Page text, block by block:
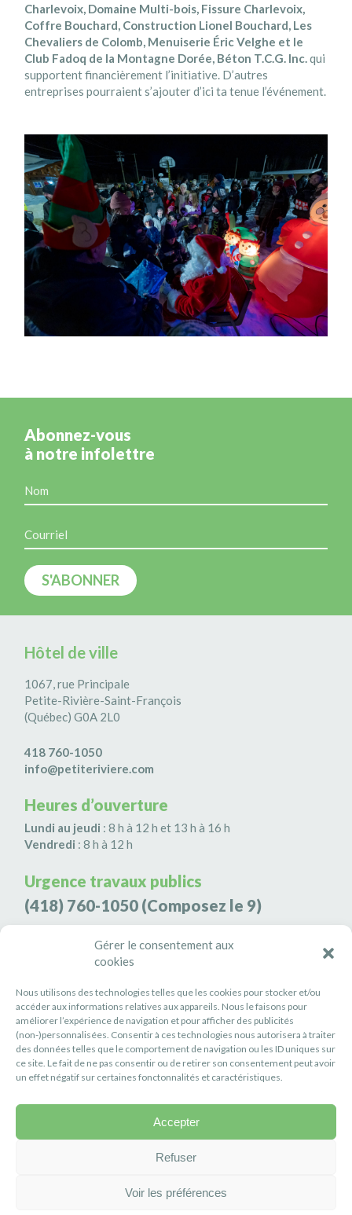
Gérer le consentement aux
cookies
Nous utilisons des technologies telles que les cookies pour stocker et/ou
accéder aux informations relatives aux appareils. Nous le faisons pour
améliorer l’expérience de navigation et pour afficher des publicités
(non-)personnalisées. Consentir à ces technologies nous autorisera à traiter
des données telles que le comportement de navigation ou les ID uniques sur
ce site. Le fait de ne pas consentir ou de retirer son consentement peut avoir
un effet négatif sur certaines fonctonnalités et caractéristiques.
Accepter
Refuser
Voir les préférences
Charlevoix, Domaine Multi-bois, Fissure Charlevoix,
Coffre Bouchard, Construction Lionel Bouchard, Les
Chevaliers de Colomb, Menuiserie Éric Velghe et le
Club Fadoq de la Montagne Dorée, Béton T.C.G. Inc.qui
supportent financièrement l’initiative. D’autres
entreprises pourraient s’ajouter d’ici ta tenue l’événement.
Abonnez-vous
à notre infolettre
Hôtel de ville
1067, rue Principale
Petite-Rivière-Saint-François
(Québec) G0A 2L0
418 760-1050
info@petiteriviere.com
Heures d’ouverture
Lundi au jeudi : 8 h à 12 h et 13 h à 16 h
Vendredi : 8 h à 12 h
Urgence travaux publics
(418) 760-1050 (Composez le 9)
Agence de sécurité S3K9
(418) 808-9566
#PETITERIVIÈRE
Suivez-nous
Politique de confidentialité
Réalisation :Axe Création